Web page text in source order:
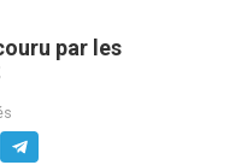
par les